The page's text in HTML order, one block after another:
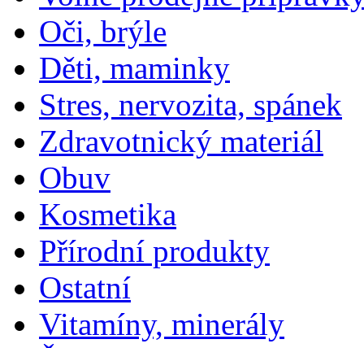
Oči, brýle
Děti, maminky
Stres, nervozita, spánek
Zdravotnický materiál
Obuv
Kosmetika
Přírodní produkty
Ostatní
Vitamíny, minerály